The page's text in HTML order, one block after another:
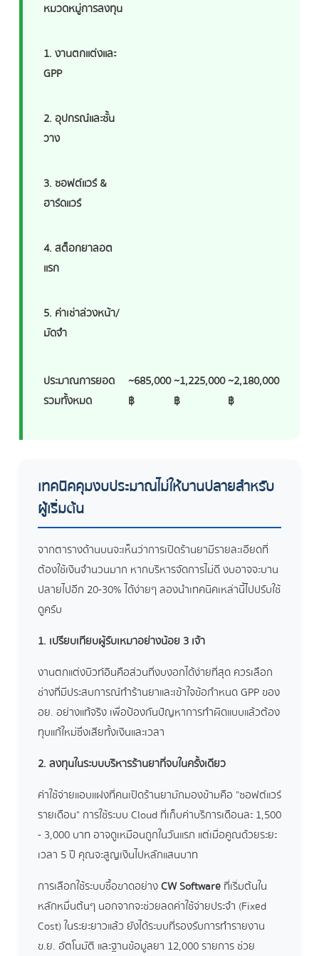
หมวดหมู่การลงทุน
1. งานตกแต่งและ
GPP
2. อุปกรณ์และชั้น
วาง
3. ซอฟต์แวร์ &
ฮาร์ดแวร์
4. สต็อกยาลอต
แรก
5. ค่าเช่าล่วงหน้า/
มัดจำ
ประมาณการยอด
รวมทั้งหมด
~685,000
฿
~1,225,000
฿
~2,180,000
฿
เทคนิคคุมงบประมาณไม่ให้บานปลายสำหรับ
ผู้เริ่มต้น
จากตารางด้านบนจะเห็นว่าการเปิดร้านยามีรายละเอียดที่
ต้องใช้เงินจำนวนมาก หากบริหารจัดการไม่ดี งบอาจจะบาน
ปลายไปอีก 20-30% ได้ง่ายๆ ลองนำเทคนิคเหล่านี้ไปปรับใช้
ดูครับ
1. เปรียบเทียบผู้รับเหมาอย่างน้อย 3 เจ้า
งานตกแต่งบิวท์อินคือส่วนที่งบงอกได้ง่ายที่สุด ควรเลือก
ช่างที่มีประสบการณ์ทำร้านยาและเข้าใจข้อกำหนด GPP ของ
อย. อย่างแท้จริง เพื่อป้องกันปัญหาการทำผิดแบบแล้วต้อง
ทุบแก้ใหม่ซึ่งเสียทั้งเงินและเวลา
2. ลงทุนในระบบบริหารร้านยาที่จบในครั้งเดียว
ค่าใช้จ่ายแอบแฝงที่คนเปิดร้านยามักมองข้ามคือ "ซอฟต์แวร์
รายเดือน" การใช้ระบบ Cloud ที่เก็บค่าบริการเดือนละ 1,500
- 3,000 บาท อาจดูเหมือนถูกในวันแรก แต่เมื่อคูณด้วยระยะ
เวลา 5 ปี คุณจะสูญเงินไปหลักแสนบาท
การเลือกใช้ระบบซื้อขาดอย่างCW Softwareที่เริ่มต้นใน
หลักหมื่นต้นๆ นอกจากจะช่วยลดค่าใช้จ่ายประจำ (Fixed
Cost) ในระยะยาวแล้ว ยังได้ระบบที่รองรับการทำรายงาน
ข.ย. อัตโนมัติ และฐานข้อมูลยา 12,000 รายการ ช่วย